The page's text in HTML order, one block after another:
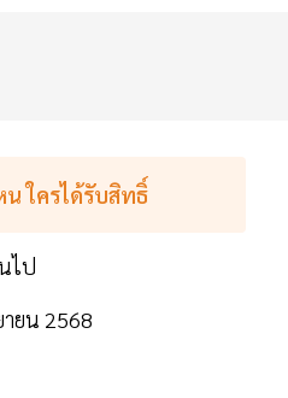
น ใครได้รับสิทธิ์
ไป
ยน 2568